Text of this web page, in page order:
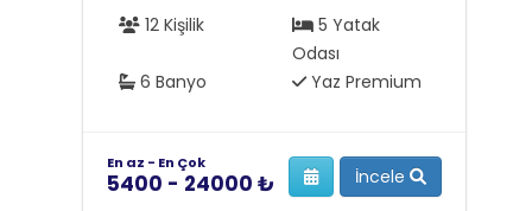
12 Kişilik
5 Yatak
Odası
6 Banyo
Yaz Premium
En az - En Çok
5400 - 24000 ₺ İncele